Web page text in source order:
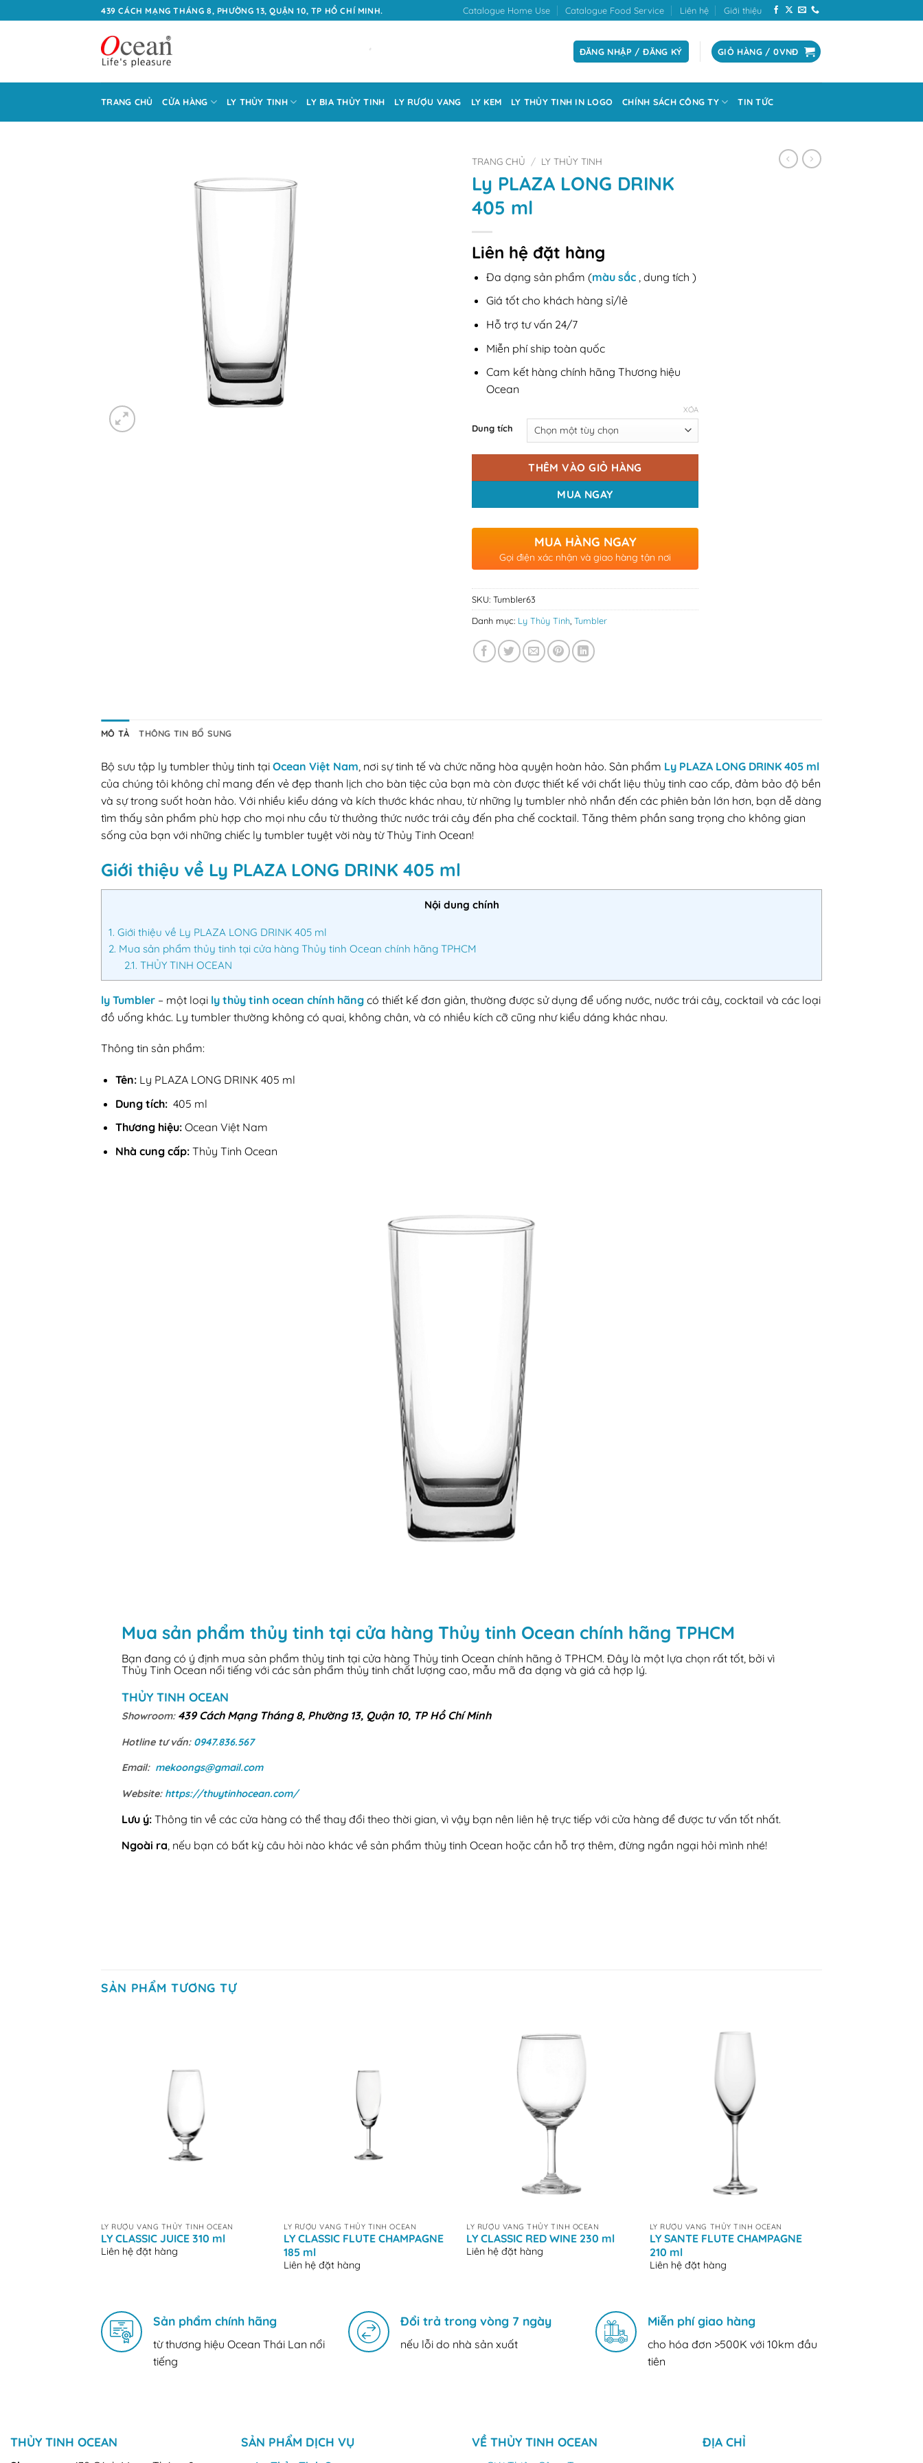
qua
439 CÁCH MẠNG THÁNG 8, PHƯỜNG 13, QUẬN 10, TP HỒ CHÍ MINH. Catalogue Home Use Catalogue Food Service Liên hệ Giới thiệu
ĐĂNG NHẬP / ĐĂNG KÝ GIỎ HÀNG /0VNĐ
TRANG CHỦ CỬA HÀNG LY THỦY TINH LY BIA THỦY TINH LY RƯỢU VANG LY KEM LY THỦY TINH IN LOGO CHÍNH SÁCH CÔNG TY TIN TỨC
TRANG CHỦ / LY THỦY TINH
Ly PLAZA LONG DRINK
405 ml
Liên hệ đặt hàng
Đa dạng sản phẩm (màu sắc, dung tích )
Giá tốt cho khách hàng sỉ/lẻ
Hỗ trợ tư vấn 24/7
Miễn phí ship toàn quốc
Cam kết hàng chính hãng Thương hiệu
Ocean
Dung tích
XÓA
THÊM VÀO GIỎ HÀNG
MUA NGAY
MUA HÀNG NGAY
Gọi điện xác nhận và giao hàng tận nơi
SKU: Tumbler63
Danh mục: Ly Thủy Tinh Tumbler
MÔ TẢ THÔNG TIN BỔ SUNG
Bộ sưu tập ly tumbler thủy tinh tại Ocean Việt Nam , nơi sự tinh tế và chức năng hòa quyện hoàn hảo. Sản phẩm Ly PLAZA LONG DRINK 405 ml
của chúng tôi không chỉ mang đến vẻ đẹp thanh lịch cho bàn tiệc của bạn mà còn được thiết kế với chất liệu thủy tinh cao cấp, đảm bảo độ bền
và sự trong suốt hoàn hảo. Với nhiều kiểu dáng và kích thước khác nhau, từ những ly tumbler nhỏ nhắn đến các phiên bản lớn hơn, bạn dễ dàng
tìm thấy sản phẩm phù hợp cho mọi nhu cầu từ thưởng thức nước trái cây đến pha chế cocktail. Tăng thêm phần sang trọng cho không gian
sống của bạn với những chiếc ly tumbler tuyệt vời này từ Thủy Tinh Ocean!
Giới thiệu về Ly PLAZA LONG DRINK 405 ml
Nội dung chính
1. Giới thiệu về Ly PLAZA LONG DRINK 405 ml
2. Mua sản phẩm thủy tinh tại cửa hàng Thủy tinh Ocean chính hãng TPHCM
2.1. THỦY TINH OCEAN
ly Tumbler – một loại ly thủy tinh ocean chính hãng có thiết kế đơn giản, thường được sử dụng để uống nước, nước trái cây, cocktail và các loại
đồ uống khác. Ly tumbler thường không có quai, không chân, và có nhiều kích cỡ cũng như kiểu dáng khác nhau.
Thông tin sản phẩm:
Tên:Ly PLAZA LONG DRINK 405 ml
Dung tích: 405 ml
Thương hiệu:Ocean Việt Nam
Nhà cung cấp:Thủy Tinh Ocean
Mua sản phẩm thủy tinh tại cửa hàng Thủy tinh Ocean chính hãng TPHCM
Bạn đang có ý định mua sản phẩm thủy tinh tại cửa hàng Thủy tinh Ocean chính hãng ở TPHCM. Đây là một lựa chọn rất tốt, bởi vì
Thủy Tinh Ocean nổi tiếng với các sản phẩm thủy tinh chất lượng cao, mẫu mã đa dạng và giá cả hợp lý.
THỦY TINH OCEAN
Showroom: 439 Cách Mạng Tháng 8, Phường 13, Quận 10, TP Hồ Chí Minh
Hotline tư vấn: 0947.836.567
Email: mekoongs@gmail.com
Website: https://thuytinhocean.com/
Lưu ý: Thông tin về các cửa hàng có thể thay đổi theo thời gian, vì vậy bạn nên liên hệ trực tiếp với cửa hàng để được tư vấn tốt nhất.
Ngoài ra , nếu bạn có bất kỳ câu hỏi nào khác về sản phẩm thủy tinh Ocean hoặc cần hỗ trợ thêm, đừng ngần ngại hỏi mình nhé!
SẢN PHẨM TƯƠNG TỰ
LY RƯỢU VANG THỦY TINH OCEAN
LY CLASSIC JUICE 310 ml
Liên hệ đặt hàng
LY RƯỢU VANG THỦY TINH OCEAN
LY CLASSIC FLUTE CHAMPAGNE
185 ml
Liên hệ đặt hàng
LY RƯỢU VANG THỦY TINH OCEAN
LY CLASSIC RED WINE 230 ml
Liên hệ đặt hàng
LY RƯỢU VANG THỦY TINH OCEAN
LY SANTE FLUTE CHAMPAGNE
210 ml
Liên hệ đặt hàng
Sản phẩm chính hãng
từ thương hiệu Ocean Thái Lan nổi
tiếng
Đổi trả trong vòng 7 ngày
nếu lỗi do nhà sản xuất
Miễn phí giao hàng
cho hóa đơn >500K với 10km đầu
tiên
THỦY TINH OCEAN SẢN PHẨM DỊCH VỤ VỀ THỦY TINH OCEAN ĐỊA CHỈ